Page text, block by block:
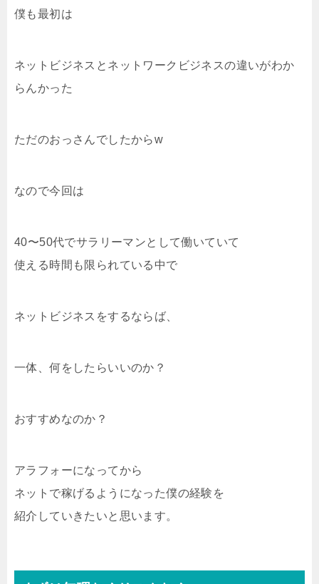
僕も最初は
ネットビジネスとネットワークビジネスの違いがわか
らんかった
ただのおっさんでしたからw
なので今回は
40〜50代でサラリーマンとして働いていて
使える時間も限られている中で
ネットビジネスをするならば、
一体、何をしたらいいのか？
おすすめなのか？
アラフォーになってから
ネットで稼げるようになった僕の経験を
紹介していきたいと思います。